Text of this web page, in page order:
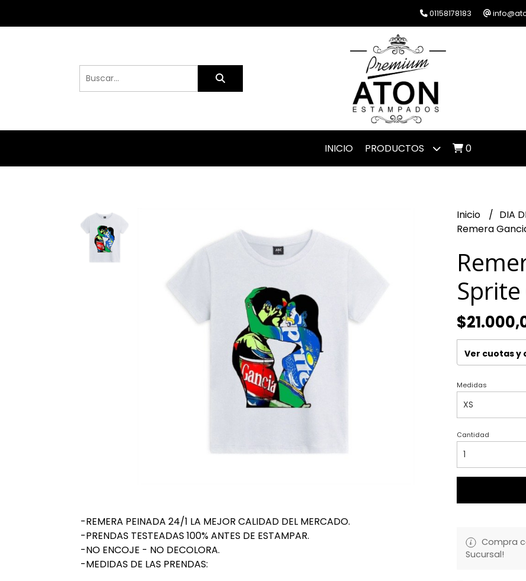
01158178183
INICIO PRODUCTOS 0
-REMERA PEINADA 24/1 LA MEJOR CALIDAD DEL MERCADO.
-PRENDAS TESTEADAS 100% ANTES DE ESTAMPAR.
-NO ENCOJE - NO DECOLORA.
-MEDIDAS DE LAS PRENDAS:
Inicio
DIA
Remera
Sprite
Ver cuotas y
Medidas
Cantidad
Compra
Sucursal!